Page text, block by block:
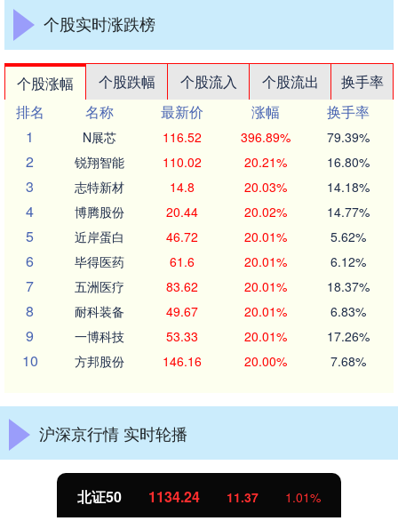
个股实时涨跌榜
个股涨幅 个股跌幅 个股流入 个股流出
换手率
排名
名称 最新价 涨幅
换手率
1
N展芯 116.52 396.89% 79.39%
2 锐翔智能 110.02 20.21% 16.80%
3 志特新材 14.8 20.03% 14.18%
4 博腾股份 20.44 20.02% 14.77%
5 近岸蛋白 46.72 20.01% 5.62%
6 毕得医药 61.6 20.01% 6.12%
7 五洲医疗 83.62 20.01% 18.37%
8 耐科装备 49.67 20.01% 6.83%
9 一博科技 53.33 20.01% 17.26%
10 方邦股份 146.16 20.00% 7.68%
沪深京行情 实时轮播
北证50 1134.24 11.37 1.01%